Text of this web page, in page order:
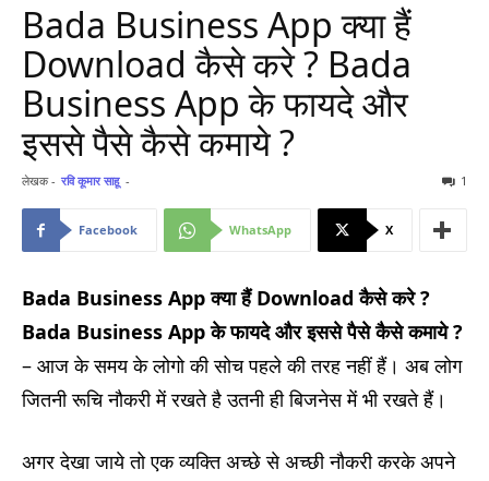
Bada Business App क्या हैं
Download कैसे करे ? Bada
Business App के फायदे और
इससे पैसे कैसे कमाये ?
लेखक - रवि कूमार साहू - 1
Facebook WhatsApp X
Bada Business App क्या हैं Download कैसे करे ?
Bada Business App के फायदे और इससे पैसे कैसे कमाये ?
– आज के समय के लोगो की सोच पहले की तरह नहीं हैं। अब लोग
जितनी रूचि नौकरी में रखते है उतनी ही बिजनेस में भी रखते हैं।
अगर देखा जाये तो एक व्यक्ति अच्छे से अच्छी नौकरी करके अपने